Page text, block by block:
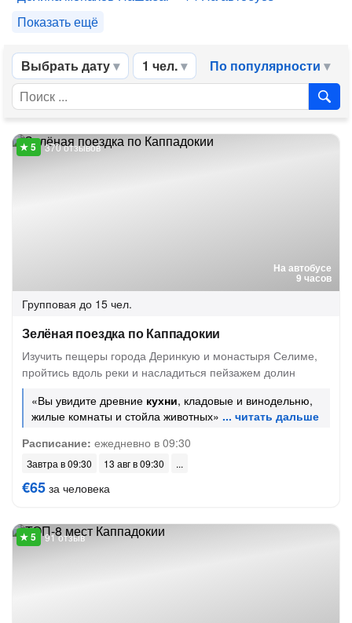
Показать ещё
Выбрать дату 1 чел. По популярности
На автобусе
9 часов
370 отзывов
Групповая до 15 чел.
Зелёная поездка по Каппадокии
Изучить пещеры города Деринкую и монастыря Селиме,
пройтись вдоль реки и насладиться пейзажем долин
«Вы увидите древние кухни, кладовые и винодельню,
жилые комнаты и стойла животных»
Расписание: ежедневно в 09:30
Завтра в 09:30 13 авг в 09:30
€65 за человека
91 отзыв